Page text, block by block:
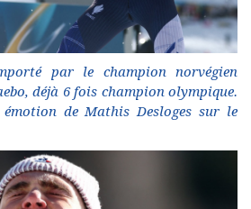
par le champion norvégien
déjà 6 fois champion olympique.
émotion de Mathis Desloges sur le